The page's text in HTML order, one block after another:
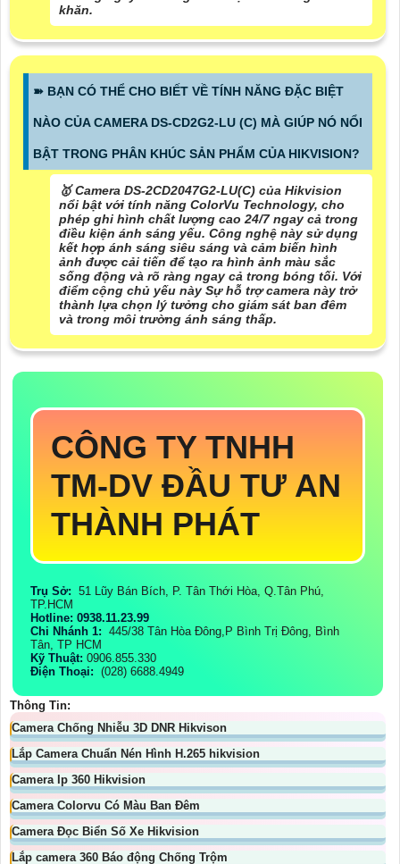
khăn.
➽ BẠN CÓ THỂ CHO BIẾT VỀ TÍNH NĂNG ĐẶC BIỆT
NÀO CỦA CAMERA DS-CD2G2-LU (C) MÀ GIÚP NÓ NỔI
BẬT TRONG PHÂN KHÚC SẢN PHẨM CỦA HIKVISION?
🥇 Camera DS-2CD2047G2-LU(C) của Hikvision
nổi bật với tính năng ColorVu Technology, cho
phép ghi hình chất lượng cao 24/7 ngay cả trong
điều kiện ánh sáng yếu. Công nghệ này sử dụng
kết hợp ánh sáng siêu sáng và cảm biến hình
ảnh được cải tiến để tạo ra hình ảnh màu sắc
sống động và rõ ràng ngay cả trong bóng tối. Với
điểm cộng chủ yếu này Sự hỗ trợ camera này trở
thành lựa chọn lý tưởng cho giám sát ban đêm
và trong môi trường ánh sáng thấp.
CÔNG TY TNHH
TM-DV ĐẦU TƯ AN
THÀNH PHÁT
Trụ Sở: 51 Lũy Bán Bích, P. Tân Thới Hòa, Q.Tân Phú,
TP.HCM
Hotline: 0938.11.23.99
Chi Nhánh 1: 445/38 Tân Hòa Đông,P Bình Trị Đông, Bình
Tân, TP HCM
Kỹ Thuật: 0906.855.330
Điện Thoại: (028) 6688.4949
Thông Tin:
Camera Chống Nhiễu 3D DNR Hikvison
Lắp Camera Chuẩn Nén Hình H.265 hikvision
Camera Ip 360 Hikvision
Camera Colorvu Có Màu Ban Đêm
Camera Đọc Biển Số Xe Hikvision
Lắp camera 360 Báo động Chống Trộm